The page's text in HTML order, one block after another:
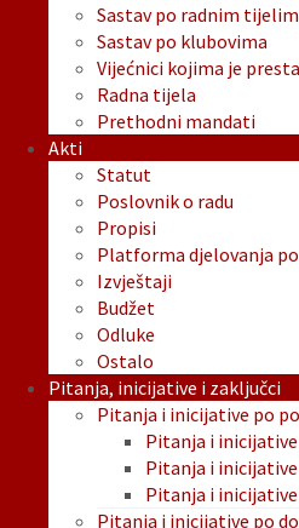
Sastav po radnim
Sastav po klubovima
Vijećnici kojima je
Radna tijela
Prethodni mandati
Akti
Statut
Poslovnik o radu
Propisi
Platforma djelovanja
Izvještaji
Budžet
Odluke
Ostalo
Pitanja, inicijative i zaključci
Pitanja i inicijative po
Pitanja i
Pitanja i
Pitanja i
Pitanja i inicijative po